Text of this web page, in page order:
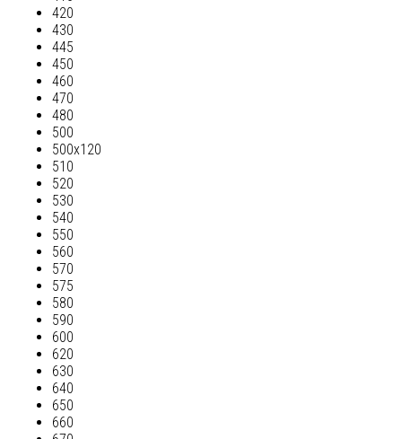
420
430
445
450
460
470
480
500
500х120
510
520
530
540
550
560
570
575
580
590
600
620
630
640
650
660